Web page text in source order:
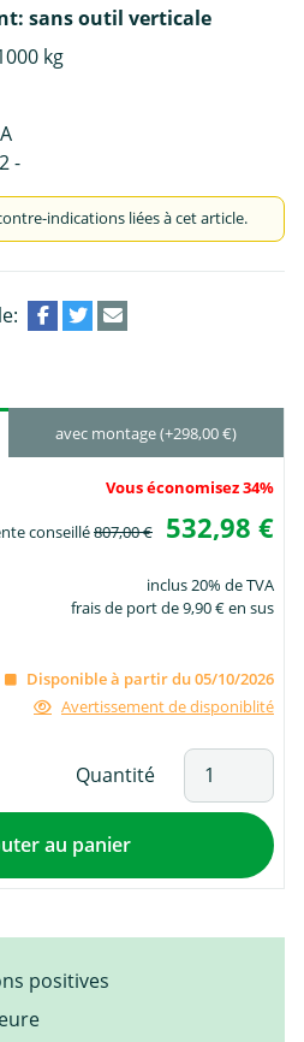
sans outil verticale
kg
-
indications liées à cet article.
avec montage (+298,00 €)
Vous économisez 34%
conseillé807,00 € 532,98 €
inclus 20% de TVA
frais de port de 9,90 € en sus
Disponible à partir du 05/10/2026
Avertissement de disponiblité
Quantité
au panier
positives